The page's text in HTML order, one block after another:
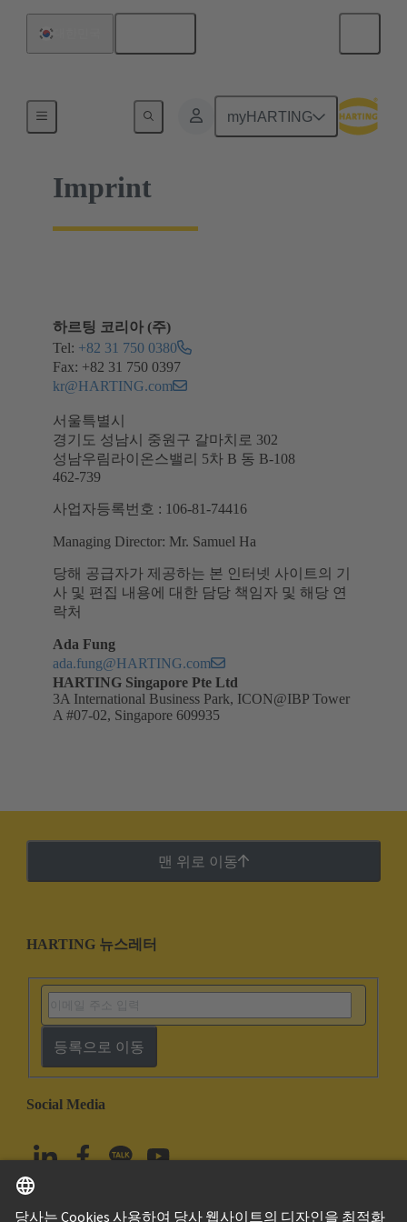
myHARTING
Imprint
하르팅 코리아 (주)
Tel: +82 31 750 0380
Fax: +82 31 750 0397
kr@HARTING.com
서울특별시
경기도 성남시 중원구 갈마치로 302
성남우림라이온스밸리 5차 B 동 B-108
462-739
사업자등록번호 : 106-81-74416
Managing Director: Mr. Samuel Ha
당해 공급자가 제공하는 본 인터넷 사이트의 기
사 및 편집 내용에 대한 담당 책임자 및 해당 연
락처
Ada Fung
ada.fung@HARTING.com
HARTING Singapore Pte Ltd
3A International Business Park, ICON@IBP Tower
A #07-02, Singapore 609935
맨 위로 이동
HARTING 뉴스레터
등록으로 이동
Social Media